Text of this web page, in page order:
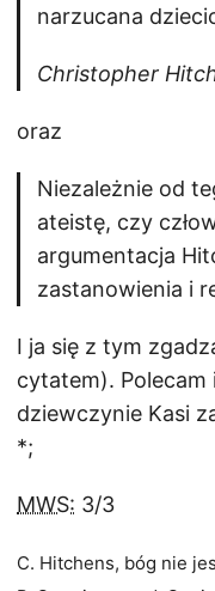
narzucana
Christopher
oraz
Niezależnie od
ateistę, czy
argumentacja
zastanowienia i
I ja się z tym
cytatem). Polecam
dziewczynie Kasi
*;
MWS: 3/3
C. Hitchens, bóg nie